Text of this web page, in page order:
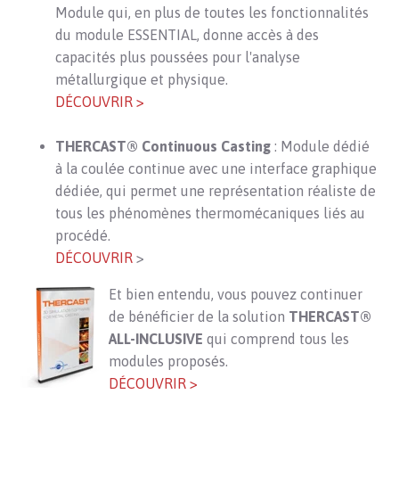
Module qui, en plus de toutes les fonctionnalités
du module ESSENTIAL, donne accès à des
capacités plus poussées pour l'analyse
métallurgique et physique.
DÉCOUVRIR >
THERCAST® Continuous Casting : Module dédié
à la coulée continue avec une interface graphique
dédiée, qui permet une représentation réaliste de
tous les phénomènes thermomécaniques liés au
procédé.
DÉCOUVRIR >
Et bien entendu, vous pouvez continuer
de bénéficier de la solution THERCAST®
ALL-INCLUSIVE qui comprend tous les
modules proposés.
DÉCOUVRIR >